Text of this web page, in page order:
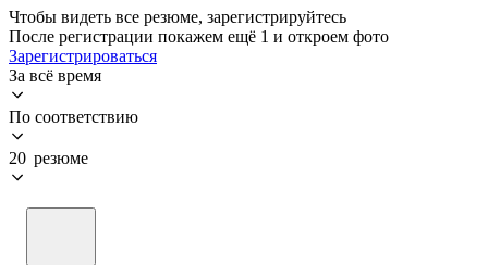
Чтобы видеть все резюме, зарегистрируйтесь
После регистрации покажем ещё 1 и откроем фото
Зарегистрироваться
За всё время
По соответствию
20 резюме